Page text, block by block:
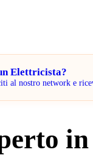
Elettricista?
al nostro network e